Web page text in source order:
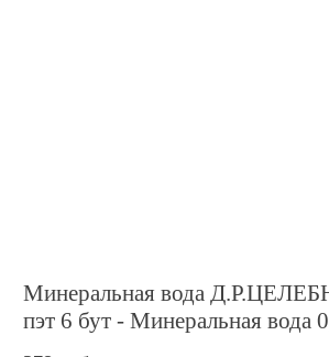
Минеральная вода
пэт 6 бут - Минеральная вода